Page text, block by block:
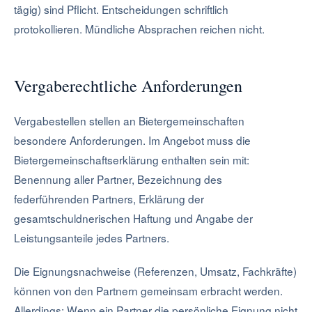
tägig) sind Pflicht. Entscheidungen schriftlich
protokollieren. Mündliche Absprachen reichen nicht.
Vergaberechtliche Anforderungen
Vergabestellen stellen an Bietergemeinschaften
besondere Anforderungen. Im Angebot muss die
Bietergemeinschaftserklärung enthalten sein mit:
Benennung aller Partner, Bezeichnung des
federführenden Partners, Erklärung der
gesamtschuldnerischen Haftung und Angabe der
Leistungsanteile jedes Partners.
Die Eignungsnachweise (Referenzen, Umsatz, Fachkräfte)
können von den Partnern gemeinsam erbracht werden.